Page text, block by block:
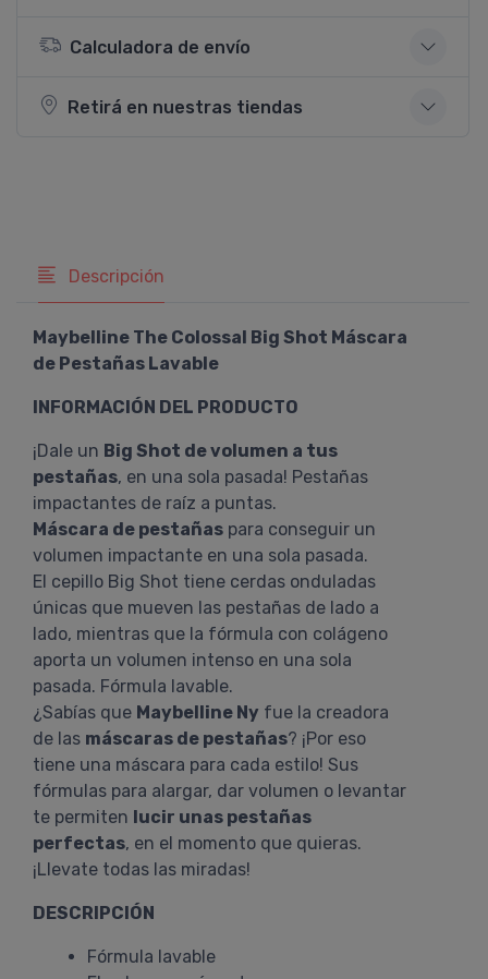
Calculadora de envío
Retirá en nuestras tiendas
Descripción
Maybelline The Colossal Big Shot Máscara
de Pestañas Lavable
INFORMACIÓN DEL PRODUCTO
¡Dale un Big Shot de volumen a tus
pestañas, en una sola pasada! Pestañas
impactantes de raíz a puntas.
Máscara de pestañas para conseguir un
volumen impactante en una sola pasada.
El cepillo Big Shot tiene cerdas onduladas
únicas que mueven las pestañas de lado a
lado, mientras que la fórmula con colágeno
aporta un volumen intenso en una sola
pasada. Fórmula lavable.
¿Sabías que Maybelline Ny fue la creadora
de las máscaras de pestañas? ¡Por eso
tiene una máscara para cada estilo! Sus
fórmulas para alargar, dar volumen o levantar
te permiten lucir unas pestañas
perfectas, en el momento que quieras.
¡Llevate todas las miradas!
DESCRIPCIÓN
Fórmula lavable